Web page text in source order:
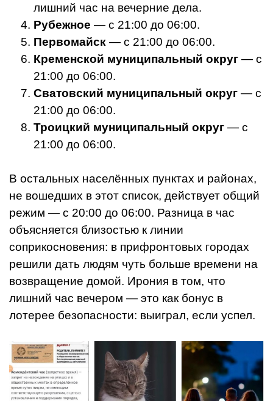
лишний час на вечерние дела.
Рубежное — с 21:00 до 06:00.
Первомайск — с 21:00 до 06:00.
Кременской муниципальный округ — с
21:00 до 06:00.
Сватовский муниципальный округ — с
21:00 до 06:00.
Троицкий муниципальный округ — с
21:00 до 06:00.
В остальных населённых пунктах и районах,
не вошедших в этот список, действует общий
режим — с 20:00 до 06:00. Разница в час
объясняется близостью к линии
соприкосновения: в прифронтовых городах
решили дать людям чуть больше времени на
возвращение домой. Ирония в том, что
лишний час вечером — это как бонус в
лотерее безопасности: выиграл, если успел.